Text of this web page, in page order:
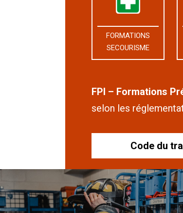
FORMATIONS
SECOURISME
FPI – Formations
selon les
Code du